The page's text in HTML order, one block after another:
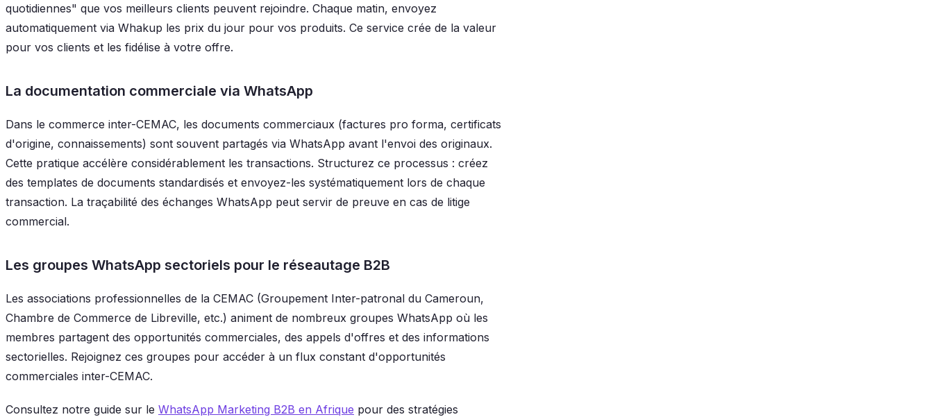
quotidiennes" que vos meilleurs clients peuvent rejoindre. Chaque matin, envoyez
automatiquement via Whakup les prix du jour pour vos produits. Ce service crée de la valeur
pour vos clients et les fidélise à votre offre.
La documentation commerciale via WhatsApp
Dans le commerce inter-CEMAC, les documents commerciaux (factures pro forma, certificats
d'origine, connaissements) sont souvent partagés via WhatsApp avant l'envoi des originaux.
Cette pratique accélère considérablement les transactions. Structurez ce processus : créez
des templates de documents standardisés et envoyez-les systématiquement lors de chaque
transaction. La traçabilité des échanges WhatsApp peut servir de preuve en cas de litige
commercial.
Les groupes WhatsApp sectoriels pour le réseautage B2B
Les associations professionnelles de la CEMAC (Groupement Inter-patronal du Cameroun,
Chambre de Commerce de Libreville, etc.) animent de nombreux groupes WhatsApp où les
membres partagent des opportunités commerciales, des appels d'offres et des informations
sectorielles. Rejoignez ces groupes pour accéder à un flux constant d'opportunités
commerciales inter-CEMAC.
Consultez notre guide sur le WhatsApp Marketing B2B en Afrique pour des stratégies